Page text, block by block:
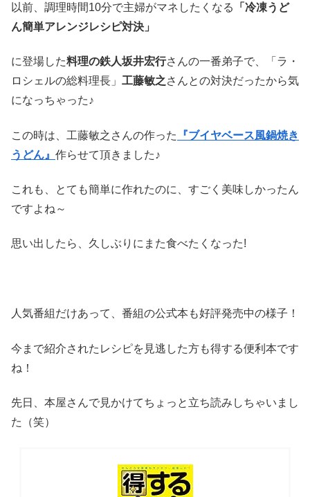
以前、調理時間10分で主婦がマネしたくなる
「冷凍うど
ん簡単アレンジレシピ対決」
に登場した料理の鉄人坂井宏行さんの一番弟子で、「ラ・
ロシェルの総料理長」 工藤敏之さんとの対決だったから気
になっちゃった♪
この時は、工藤敏之さんの作った
『ブイヤベース風鍋焼き
うどん』 作らせて頂きました♪
これも、とても簡単に作れたのに、すごく美味しかったん
ですよね～
思い出したら、久しぶりにまた食べたくなった!
人気番組だけあって、番組の公式本も好評発売中の様子！
今まで紹介されたレシピを見逃した方も得する便利本です
ね！
先日、本屋さんで見かけてちょっと立ち読みしちゃいまし
た（笑）